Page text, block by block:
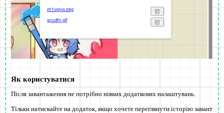
Як користуватися
Після завантаження не потрібно ніяких додаткових налаштувань.
Тільки натискайте на додаток, якщо хочете переглянути історію завант